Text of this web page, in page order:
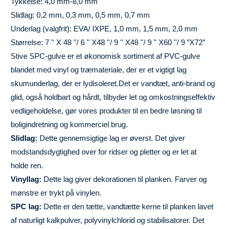
Slidlag: 0,2 mm, 0,3 mm, 0,5 mm, 0,7 mm
Underlag (valgfrit): EVA/ IXPE, 1,0 mm, 1,5 mm, 2,0 mm
Størrelse: 7 '' X 48 ''/ 6 '' X48 ''/ 9 '' X48 ''/ 9 '' X60 ''/ 9 ”X72”
Stive SPC-gulve er et økonomisk sortiment af PVC-gulve
blandet med vinyl og træmateriale, der er et vigtigt lag
skumunderlag, der er lydisoleret.Det er vandtæt, anti-brand og
glid, også holdbart og hårdt, tilbyder let og omkostningseffektiv
vedligeholdelse, gør vores produkter til en bedre løsning til
boligindretning og kommerciel brug.
Slidlag: Dette gennemsigtige lag er øverst. Det giver
modstandsdygtighed over for ridser og pletter og er let at
holde ren.
Vinyllag: Dette lag giver dekorationen til planken. Farver og
mønstre er trykt på vinylen.
SPC lag: Dette er den tætte, vandtætte kerne til planken lavet
af naturligt kalkpulver, polyvinylchlorid og stabilisatorer. Det